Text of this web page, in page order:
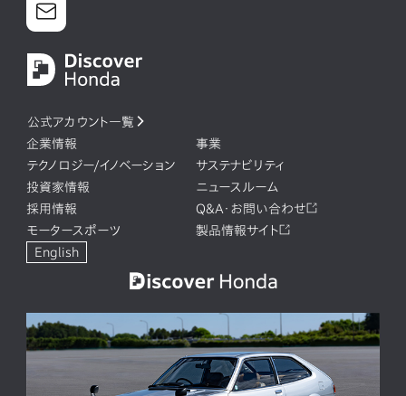
公式アカウント一覧
企業情報
事業
テクノロジー/イノベーション
サステナビリティ
投資家情報
ニュースルーム
採用情報
Q&A・お問い合わせ
モータースポーツ
製品情報サイト
English